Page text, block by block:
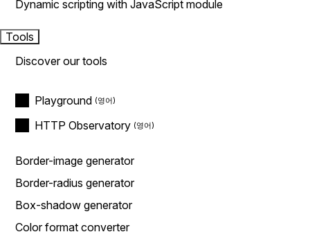
Dynamic scripting with JavaScript module
Tools
Discover our tools
Playground
HTTP Observatory
Border-image generator
Border-radius generator
Box-shadow generator
Color format converter